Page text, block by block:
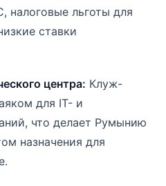
налоговые льготы для
ставки
центра: Клуж-
для IT- и
что делает Румынию
назначения для